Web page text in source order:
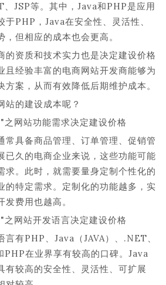
、JSP等。其中，Java和PHP是应用
于PHP，Java在安全性、灵活性、
但相应的成本也会更高。
的资质和技术实力也是决定建设价格
且经验丰富的电商网站开发商能够为
案，从而有效降低后期维护成本。
站的建设成本呢？
网站功能需求决定建设价格
常具备商品管理、订单管理、促销管
已久的电商企业来说，这些功能可能
求。此时，就需要量身定制个性化的
的特定需求。定制化的功能越多，实
费用也越高。
网站开发语言决定建设价格
言有PHP、Java（JAVA）、.NET、
PHP在业界享有较高的口碑。Java
有较高的安全性、灵活性、可扩展